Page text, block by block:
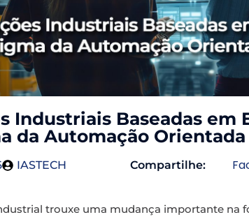
Industriais Baseadas em
da Automação Orientada
IASTECH Compartilhe:
trouxe uma mudança importante na